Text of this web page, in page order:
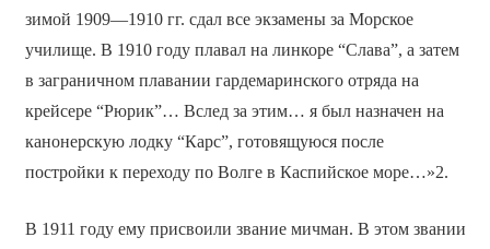
зимой 1909—1910 гг. сдал все экзамены за Морское
училище. В 1910 году плавал на линкоре “Слава”, а затем
в заграничном плавании гардемаринского отряда на
крейсере “Рюрик”… Вслед за этим… я был назначен на
канонерскую лодку “Карс”, готовящуюся после
постройки к переходу по Волге в Каспийское море…»2.
В 1911 году ему присвоили звание мичман. В этом звании